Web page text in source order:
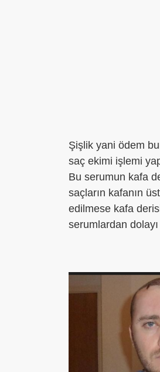
Şişlik yani ödem
saç ekimi işlemi
Bu serumun kafa
saçların kafanın
edilmese kafa
serumlardan